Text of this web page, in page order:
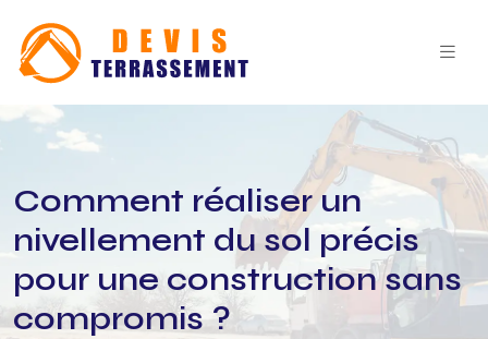
Comment réaliser un
nivellement du sol précis
pour une construction sans
compromis ?